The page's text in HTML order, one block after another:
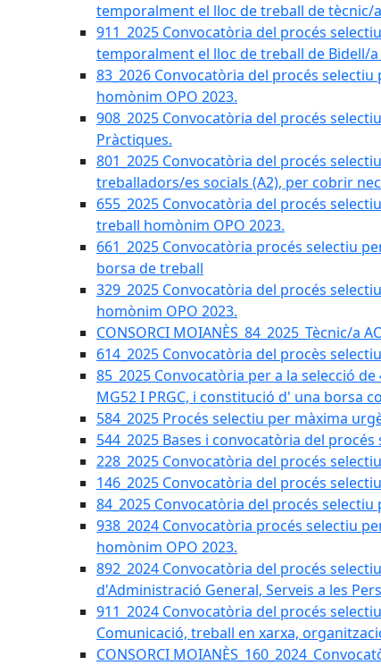
temporalment el lloc de treball de tècnic/
911_2025 Convocatòria del procés
temporalment el lloc de treball de Bidell/a
83_2026 Convocatòria del procés
homònim OPO 2023.
908_2025 Convocatòria del procés
Pràctiques.
801_2025 Convocatòria del procés
treballadors/es socials (A2), per cobrir
655_2025 Convocatòria del procés
treball homònim OPO 2023.
661_2025 Convocatòria procés selectiu
borsa de treball
329_2025 Convocatòria del procés
homònim OPO 2023.
CONSORCI MOIANÈS_84_2025_Tècnic/
614_2025 Convocatòria del procès
85_2025 Convocatòria per a la selecció
MG52 I PRGC, i constitució d' una borsa
584_2025 Procés selectiu per màxima
544_2025 Bases i convocatòria del
228_2025 Convocatòria del procés
146_2025 Convocatòria del procés
84_2025 Convocatòria del procés
938_2024 Convocatòria procés selectiu
homònim OPO 2023.
892_2024 Convocatòria del procés
d'Administració General, Serveis a les
911_2024 Convocatòria del procés
Comunicació, treball en xarxa,
CONSORCI